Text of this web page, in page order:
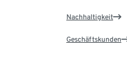
Nachhaltigkeit
Geschäftskunden